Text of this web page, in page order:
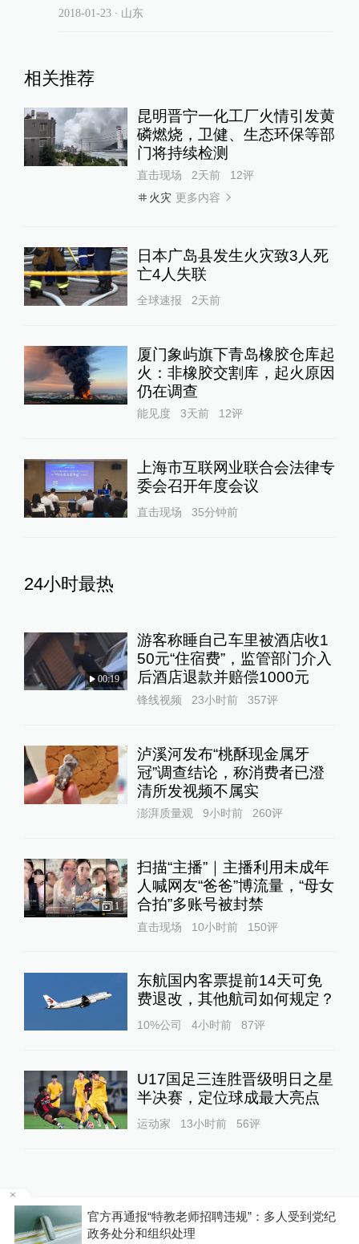
2018-01-23∙ 山东
相关推荐
昆明晋宁一化工厂火情引发黄
磷燃烧，卫健、生态环保等部
门将持续检测
直击现场 2天前 12评
火灾 更多内容
日本广岛县发生火灾致3人死
亡4人失联
全球速报 2天前
厦门象屿旗下青岛橡胶仓库起
火：非橡胶交割库，起火原因
仍在调查
能见度 3天前 12评
上海市互联网业联合会法律专
委会召开年度会议
直击现场 35分钟前
24小时最热
00:19
游客称睡自己车里被酒店收1
50元“住宿费”，监管部门介入
后酒店退款并赔偿1000元
锋线视频 23小时前 357评
泸溪河发布“桃酥现金属牙
冠”调查结论，称消费者已澄
清所发视频不属实
澎湃质量观 9小时前 260评
1
扫描“主播”｜主播利用未成年
人喊网友“爸爸”博流量，“母女
合拍”多账号被封禁
直击现场 10小时前 150评
东航国内客票提前14天可免
费退改，其他航司如何规定？
10%公司 4小时前 87评
U17国足三连胜晋级明日之星
半决赛，定位球成最大亮点
运动家 13小时前 56评
官方再通报“特教老师招聘违规”：多人受到党纪
政务处分和组织处理
关于澎湃 |联系我们|法律声明